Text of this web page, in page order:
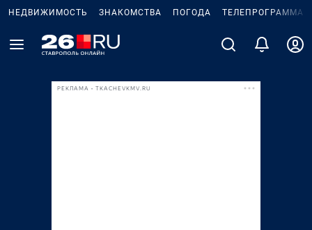
НЕДВИЖИМОСТЬ ЗНАКОМСТВА ПОГОДА ТЕЛЕПРОГРАММА
РЕКЛАМА • TKACHEVKMV.RU